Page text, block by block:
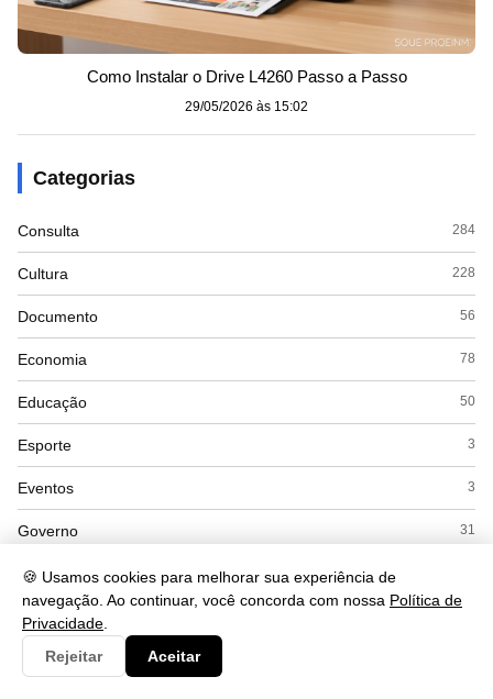
🍪 Usamos cookies para melhorar sua experiência de
navegação. Ao continuar, você concorda com nossa Política de
Privacidade
Rejeitar
Aceitar
Como Instalar o Drive L4260 Passo a Passo
29/05/2026 às 15:02
Categorias
Consulta 284
Cultura 228
Documento 56
Economia 78
Educação 50
Esporte 3
Eventos 3
Governo 31
Interpretacao
Saúde
Tecnologia